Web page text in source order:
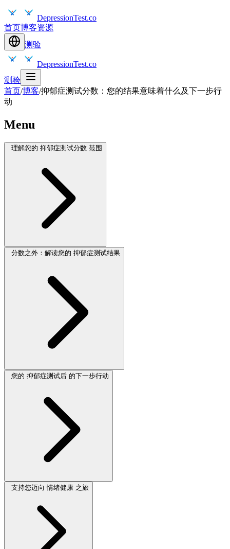
DepressionTest.co
首页博客资源
测验
DepressionTest.co
测验
首页/博客/抑郁症测试分数：您的结果意味着什么及下一步行
动
Menu
理解您的 抑郁症测试分数 范围
分数之外：解读您的 抑郁症测试结果
您的 抑郁症测试后 的下一步行动
支持您迈向 情绪健康 之旅